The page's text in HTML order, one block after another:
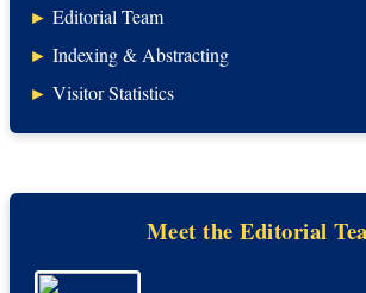
► Editorial Team
► Indexing & Abstracting
► Visitor Statistics
Meet the Editorial